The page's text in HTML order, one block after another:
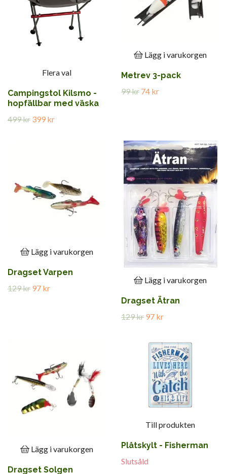
Flera val
Campingstol Kilsmo -
hopfällbar med väska
499 kr 399 kr
Lägg i varukorgen
Metrev 3-pack
99 kr 74 kr
Lägg i varukorgen
Dragset Varpen
129 kr 97 kr
Lägg i varukorgen
Dragset Ätran
129 kr 97 kr
Lägg i varukorgen
Dragset Solgen
Till produkten
Plåtskylt - Fisherman
Slutsåld